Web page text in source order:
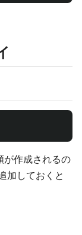
が作成されるの
加しておくと